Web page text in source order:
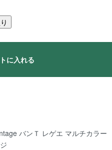
に入れる
バンＴ レゲエ マルチカラー